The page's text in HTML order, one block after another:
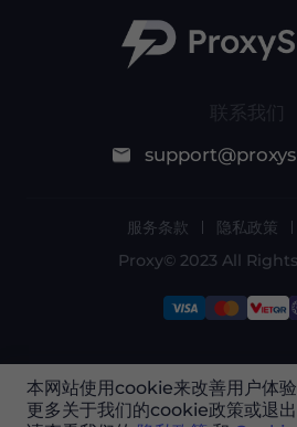
联系我们
服务条款 隐私政策
Proxy© 2023 All
由于政策原因，此服务在中国
的理解！
本网站使用cookie来改善用户体
更多关于我们的cookie政策或退出